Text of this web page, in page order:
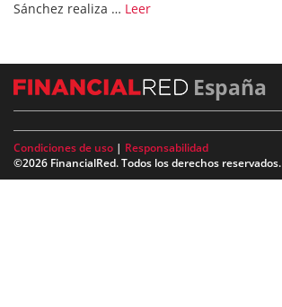
Sánchez realiza … Leer
España
Condiciones de uso | Responsabilidad
©2026 FinancialRed. Todos los derechos reservados.